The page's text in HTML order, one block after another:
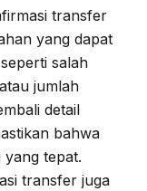
transfer
yang dapat
salah
jumlah
detail
bahwa
tepat.
transfer juga